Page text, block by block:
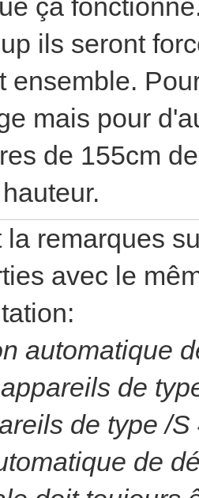
ça
ils seront
ensemble.
mais pour
de 155cm
la remarques
avec le
automatique
de
de type /
de